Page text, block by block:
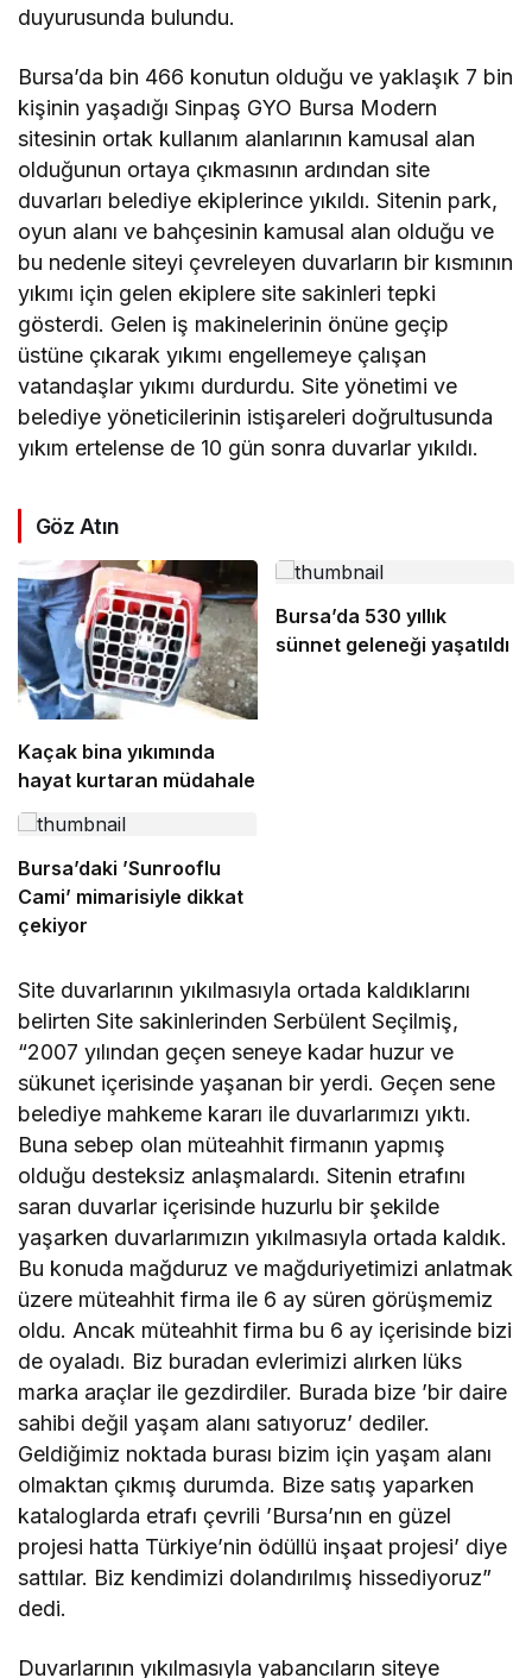
duyurusunda bulundu.
Bursa’da bin 466 konutun olduğu ve yaklaşık 7 bin
kişinin yaşadığı Sinpaş GYO Bursa Modern
sitesinin ortak kullanım alanlarının kamusal alan
olduğunun ortaya çıkmasının ardından site
duvarları belediye ekiplerince yıkıldı. Sitenin park,
oyun alanı ve bahçesinin kamusal alan olduğu ve
bu nedenle siteyi çevreleyen duvarların bir kısmının
yıkımı için gelen ekiplere site sakinleri tepki
gösterdi. Gelen iş makinelerinin önüne geçip
üstüne çıkarak yıkımı engellemeye çalışan
vatandaşlar yıkımı durdurdu. Site yönetimi ve
belediye yöneticilerinin istişareleri doğrultusunda
yıkım ertelense de 10 gün sonra duvarlar yıkıldı.
Göz Atın
Kaçak bina yıkımında
hayat kurtaran müdahale
Bursa’da 530 yıllık
sünnet geleneği yaşatıldı
Bursa’daki ’Sunrooflu
Cami’ mimarisiyle dikkat
çekiyor
Site duvarlarının yıkılmasıyla ortada kaldıklarını
belirten Site sakinlerinden Serbülent Seçilmiş,
“2007 yılından geçen seneye kadar huzur ve
sükunet içerisinde yaşanan bir yerdi. Geçen sene
belediye mahkeme kararı ile duvarlarımızı yıktı.
Buna sebep olan müteahhit firmanın yapmış
olduğu desteksiz anlaşmalardı. Sitenin etrafını
saran duvarlar içerisinde huzurlu bir şekilde
yaşarken duvarlarımızın yıkılmasıyla ortada kaldık.
Bu konuda mağduruz ve mağduriyetimizi anlatmak
üzere müteahhit firma ile 6 ay süren görüşmemiz
oldu. Ancak müteahhit firma bu 6 ay içerisinde bizi
de oyaladı. Biz buradan evlerimizi alırken lüks
marka araçlar ile gezdirdiler. Burada bize ’bir daire
sahibi değil yaşam alanı satıyoruz’ dediler.
Geldiğimiz noktada burası bizim için yaşam alanı
olmaktan çıkmış durumda. Bize satış yaparken
kataloglarda etrafı çevrili ’Bursa’nın en güzel
projesi hatta Türkiye’nin ödüllü inşaat projesi’ diye
sattılar. Biz kendimizi dolandırılmış hissediyoruz”
dedi.
Duvarlarının yıkılmasıyla yabancıların siteye